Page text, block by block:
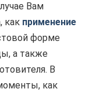
Вам
как применение
форме
а также
В
как